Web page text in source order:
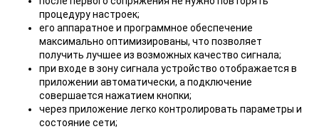
процедуру настроек;
его аппаратное и программное обеспечение
максимально оптимизированы, что позволяет
получить лучшее из возможных качество сигнала;
при входе в зону сигнала устройство отображается в
приложении автоматически, а подключение
совершается нажатием кнопки;
через приложение легко контролировать параметры и
состояние сети;